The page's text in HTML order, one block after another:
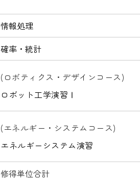
情報処理
確率・統計
(ロボティクス・デザインコース)
ロボット工学演習Ⅰ
(エネルギー・システムコース)
エネルギーシステム演習
修得単位合計